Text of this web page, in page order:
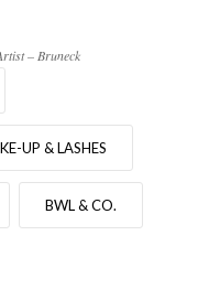
– Bruneck
UP & LASHES
BWL & CO.